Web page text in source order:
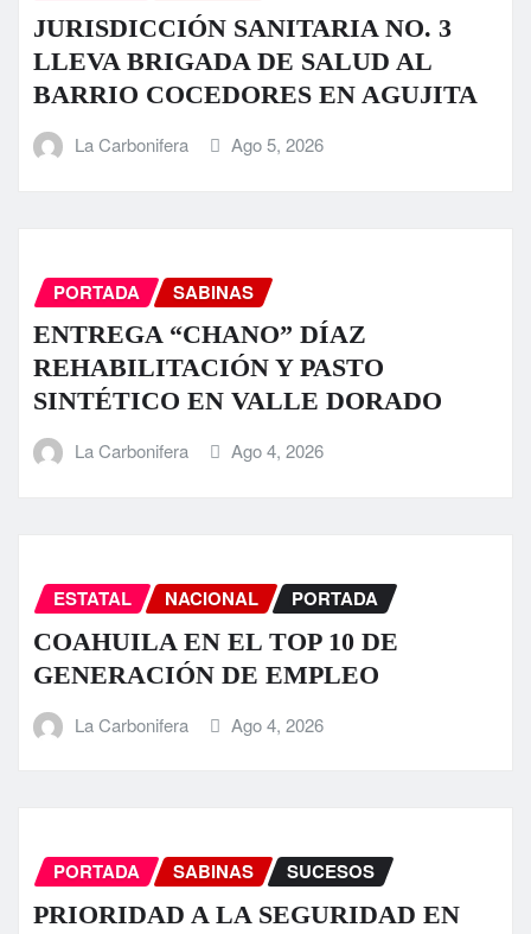
JURISDICCIÓN SANITARIA NO. 3
LLEVA BRIGADA DE SALUD AL
BARRIO COCEDORES EN AGUJITA
La Carbonifera Ago 5, 2026
PORTADA SABINAS
ENTREGA “CHANO” DÍAZ
REHABILITACIÓN Y PASTO
SINTÉTICO EN VALLE DORADO
La Carbonifera Ago 4, 2026
ESTATAL NACIONAL PORTADA
COAHUILA EN EL TOP 10 DE
GENERACIÓN DE EMPLEO
La Carbonifera Ago 4, 2026
PORTADA SABINAS SUCESOS
PRIORIDAD A LA SEGURIDAD EN